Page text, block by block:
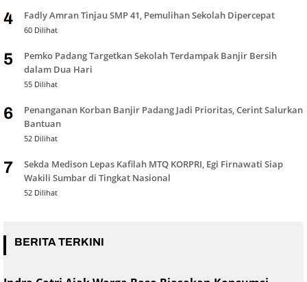
4 Fadly Amran Tinjau SMP 41, Pemulihan Sekolah Dipercepat
60 Dilihat
5
Pemko Padang Targetkan Sekolah Terdampak Banjir Bersih
dalam Dua Hari
55 Dilihat
6
Penanganan Korban Banjir Padang Jadi Prioritas, Cerint Salurkan
Bantuan
52 Dilihat
7
Sekda Medison Lepas Kafilah MTQ KORPRI, Egi Firnawati Siap
Wakili Sumbar di Tingkat Nasional
52 Dilihat
BERITA TERKINI